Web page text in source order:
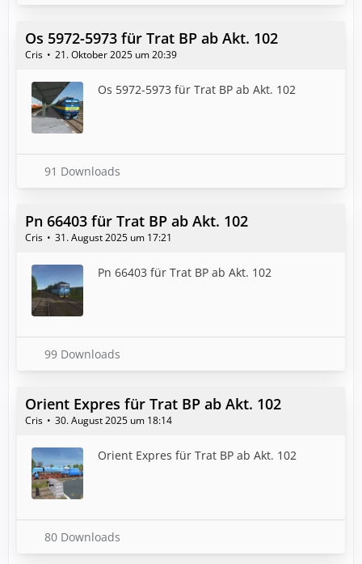
Os 5972-5973 für Trat BP ab Akt. 102
Cris 21. Oktober 2025 um 20:39
Os 5972-5973 für Trat BP ab Akt. 102
91 Downloads
Pn 66403 für Trat BP ab Akt. 102
Cris 31. August 2025 um 17:21
Pn 66403 für Trat BP ab Akt. 102
99 Downloads
Orient Expres für Trat BP ab Akt. 102
Cris 30. August 2025 um 18:14
Orient Expres für Trat BP ab Akt. 102
80 Downloads